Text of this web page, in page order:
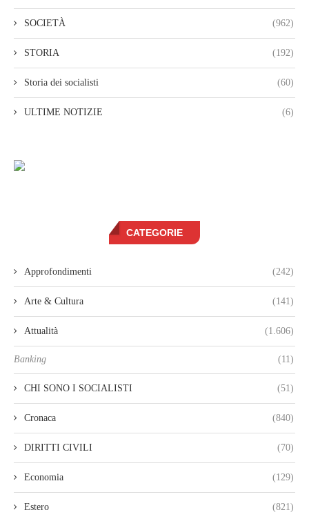
SOCIETÀ (962)
STORIA (192)
Storia dei socialisti (60)
ULTIME NOTIZIE (6)
CATEGORIE
Approfondimenti (242)
Arte & Cultura (141)
Attualità (1.606)
Banking (11)
CHI SONO I SOCIALISTI (51)
Cronaca (840)
DIRITTI CIVILI (70)
Economia (129)
Estero (821)